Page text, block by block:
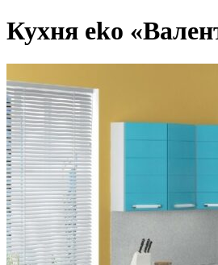
Кухня eko